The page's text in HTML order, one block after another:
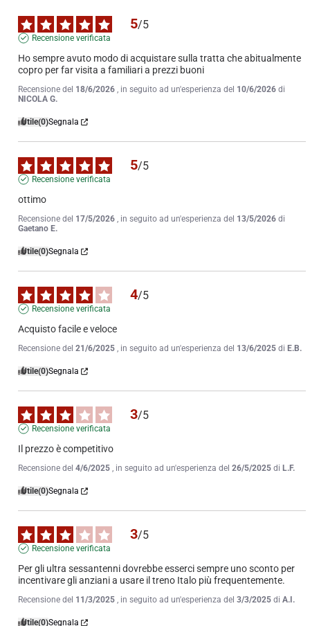
5/5
Recensione verificata
Ho sempre avuto modo di acquistare sulla tratta che abitualmente
copro per far visita a familiari a prezzi buoni
Recensione del 18/6/2026 , in seguito ad un'esperienza del 10/6/2026 di
NICOLA G.
Utile(0)Segnala
5/5
Recensione verificata
ottimo
Recensione del 17/5/2026 , in seguito ad un'esperienza del 13/5/2026 di
Gaetano E.
Utile(0)Segnala
4/5
Recensione verificata
Acquisto facile e veloce
Recensione del 21/6/2025 , in seguito ad un'esperienza del 13/6/2025 di E.B.
Utile(0)Segnala
3/5
Recensione verificata
Il prezzo è competitivo
Recensione del 4/6/2025 , in seguito ad un'esperienza del 26/5/2025 di L.F.
Utile(0)Segnala
3/5
Recensione verificata
Per gli ultra sessantenni dovrebbe esserci sempre uno sconto per
incentivare gli anziani a usare il treno Italo più frequentemente.
Recensione del 11/3/2025 , in seguito ad un'esperienza del 3/3/2025 di A.I.
Utile(0)Segnala